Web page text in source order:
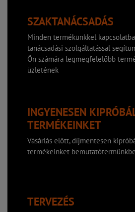
SZAKTANÁCSADÁS
Minden termékünkkel
tanácsadási szolgáltatással
Ön számára legmegfelelőbb
üzletének
INGYENESEN
TERMÉKEINKET
Vásárlás előtt, díjmentesen
termékeinket
TERVEZÉS